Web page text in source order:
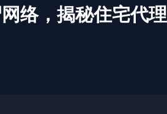
络，揭秘住宅代理